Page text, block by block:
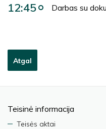
12:45 Darbas su
Atgal
Teisinė informacija
Teisės aktai